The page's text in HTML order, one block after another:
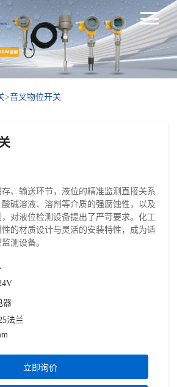
>音叉物位开关
、输送环节，液位的精准监测直接关系
碱溶液、溶剂等介质的强腐蚀性，以及
对液位检测设备提出了严苛要求。化工
的材质设计与灵活的安装特性，成为适
测设备。
器
法兰
立即询价